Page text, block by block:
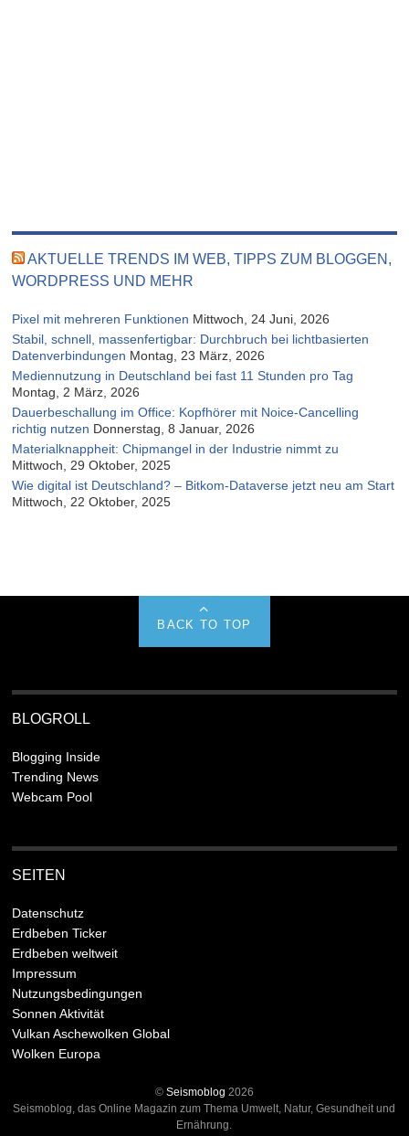
AKTUELLE TRENDS IM WEB, TIPPS ZUM BLOGGEN,
WORDPRESS UND MEHR
Pixel mit mehreren Funktionen Mittwoch, 24 Juni, 2026
Stabil, schnell, massenfertigbar: Durchbruch bei lichtbasierten
Datenverbindungen Montag, 23 März, 2026
Mediennutzung in Deutschland bei fast 11 Stunden pro Tag
Montag, 2 März, 2026
Dauerbeschallung im Office: Kopfhörer mit Noice-Cancelling
richtig nutzen Donnerstag, 8 Januar, 2026
Materialknappheit: Chipmangel in der Industrie nimmt zu
Mittwoch, 29 Oktober, 2025
Wie digital ist Deutschland? – Bitkom-Dataverse jetzt neu am Start
Mittwoch, 22 Oktober, 2025
BACK TO TOP
BLOGROLL
Blogging Inside
Trending News
Webcam Pool
SEITEN
Datenschutz
Erdbeben Ticker
Erdbeben weltweit
Impressum
Nutzungsbedingungen
Sonnen Aktivität
Vulkan Aschewolken Global
Wolken Europa
© Seismoblog 2026
Seismoblog, das Online Magazin zum Thema Umwelt, Natur, Gesundheit und
Ernährung.